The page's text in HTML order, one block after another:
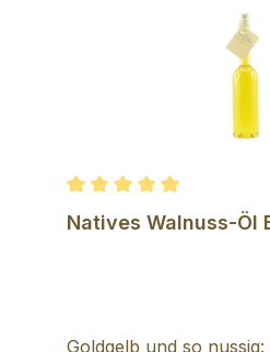
Durchschnittliche
Natives Walnuss-Öl
Goldgelb und so